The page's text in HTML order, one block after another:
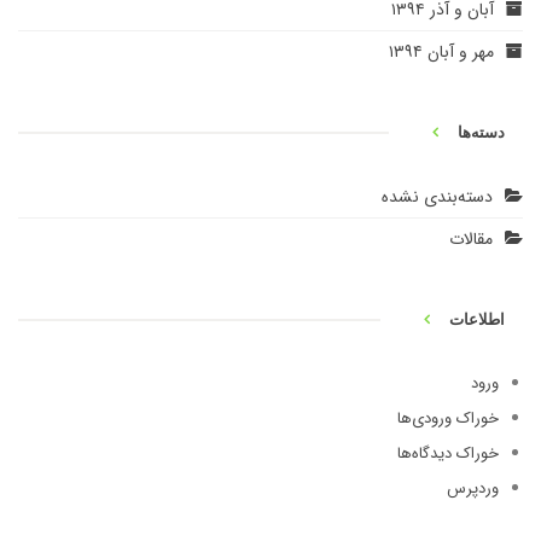
آبان و آذر ۱۳۹۴
مهر و آبان ۱۳۹۴
دسته‌ها
دسته‌بندی نشده
مقالات
اطلاعات
ورود
خوراک ورودی‌ها
خوراک دیدگاه‌ها
وردپرس